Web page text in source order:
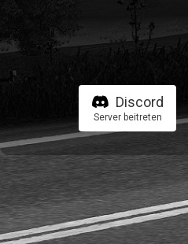
Discord
Server beitreten